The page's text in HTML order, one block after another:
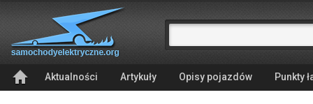
Aktualności Artykuły Opisy pojazdów Punkty